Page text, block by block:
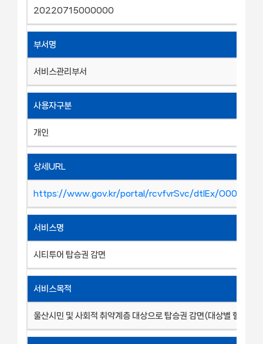
20220715000000
부서명
서비스관리부서
사용자구분
개인
상세URL
https://www.gov.kr/portal/rcvfvrSvc/dtlEx/
서비스명
시티투어 탑승권 감면
서비스목적
울산시민 및 사회적 취약계층 대상으로 탑승권 감면(대상별 할인율